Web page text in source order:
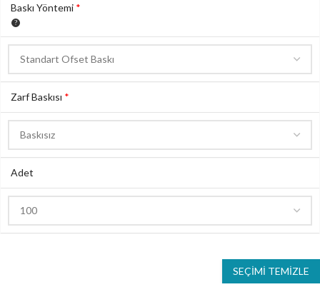
Baskı Yöntemi *
Zarf Baskısı *
Adet
SEÇIMI TEMIZLE